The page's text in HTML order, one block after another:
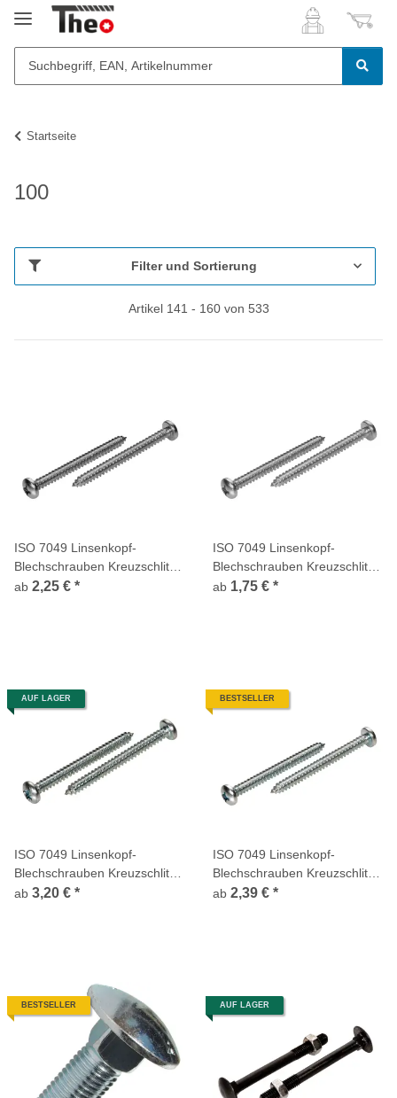
Startseite
100
Filter und Sortierung
Artikel 141 - 160 von 533
ISO 7049 Linsenkopf-
Blechschrauben Kreuzschlitz
H Edelstahl A4 Spitze Form C
ab 2,25 € *
ISO 7049 Linsenkopf-
Blechschrauben Kreuzschlitz
H Edelstahl A2 Spitze Form C
ab 1,75 € *
AUF LAGER
ISO 7049 Linsenkopf-
Blechschrauben Kreuzschlitz
Z Stahl verzinkt Spitze Form
ab 3,20 € *
BESTSELLER
ISO 7049 Linsenkopf-
Blechschrauben Kreuzschlitz
H Stahl verzinkt Spitze Form
ab 2,39 € *
BESTSELLER AUF LAGER